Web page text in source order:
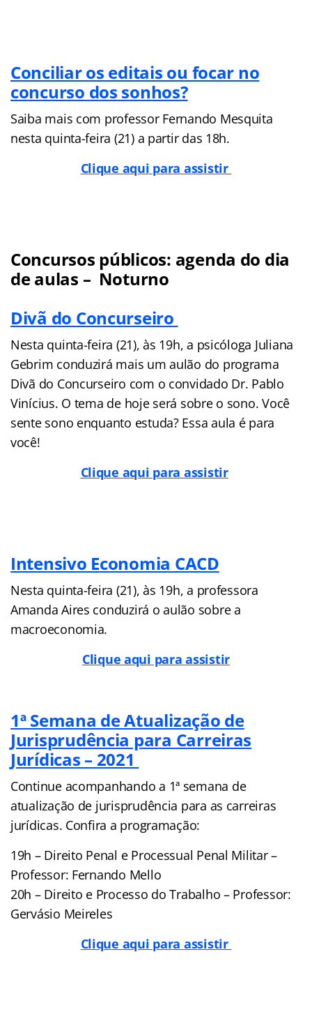
Conciliar os editais ou focar no
concurso dos sonhos?
Saiba mais com professor Fernando Mesquita
nesta quinta-feira (21) a partir das 18h.
Clique aqui para assistir
Concursos públicos: agenda do dia
de aulas – Noturno
Divã do Concurseiro
Nesta quinta-feira (21), às 19h, a psicóloga Juliana
Gebrim conduzirá mais um aulão do programa
Divã do Concurseiro com o convidado Dr. Pablo
Vinícius. O tema de hoje será sobre o sono. Você
sente sono enquanto estuda? Essa aula é para
você!
Clique aqui para assistir
Intensivo Economia CACD
Nesta quinta-feira (21), às 19h, a professora
Amanda Aires conduzirá o aulão sobre a
macroeconomia.
Clique aqui para assistir
1ª Semana de Atualização de
Jurisprudência para Carreiras
Jurídicas – 2021
Continue acompanhando a 1ª semana de
atualização de jurisprudência para as carreiras
jurídicas. Confira a programação:
19h – Direito Penal e Processual Penal Militar –
Professor: Fernando Mello
20h – Direito e Processo do Trabalho – Professor:
Gervásio Meireles
Clique aqui para assistir